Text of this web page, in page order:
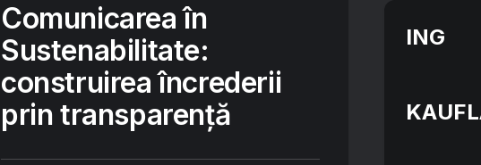
Comunicarea în
Sustenabilitate:
construirea încrederii
prin transparență
ING